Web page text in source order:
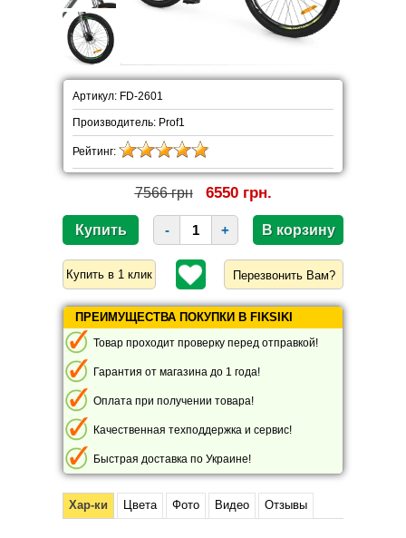
Артикул: FD-2601
Производитель: Prof1
Рейтинг:
7566 грн 6550 грн.
- +
Перезвонить Вам?
ПРЕИМУЩЕСТВА ПОКУПКИ В FIKSIKI
Товар проходит проверку перед отправкой!
Гарантия от магазина до 1 года!
Оплата при получении товара!
Качественная техподдержка и сервис!
Быстрая доставка по Украине!
Хар-ки Цвета Фото Видео Отзывы